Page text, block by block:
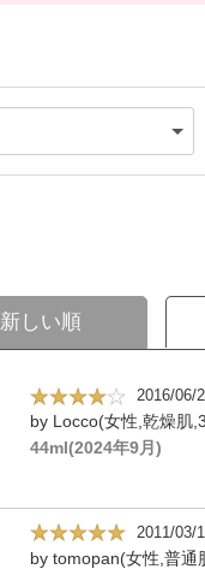
新しい順
2016/06/
by Locco(女性,乾燥肌
44ml(2024年9月)
2011/03/
by tomopan(女性,普通